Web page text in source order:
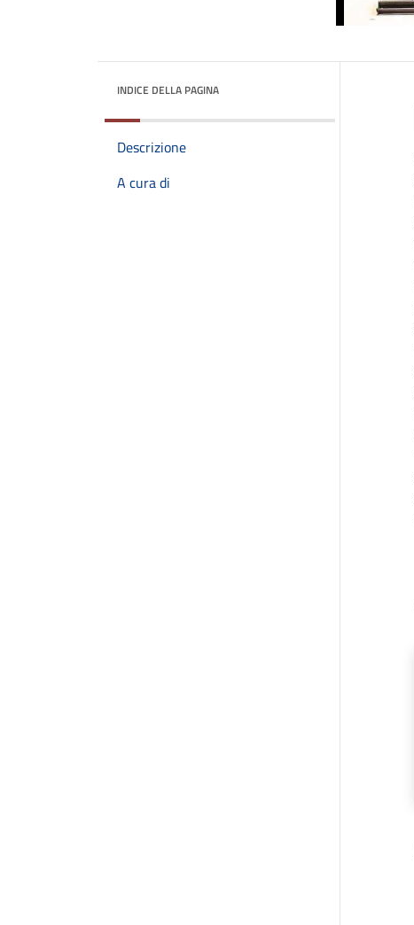
INDICE DELLA PAGINA
Descrizione
A cura di